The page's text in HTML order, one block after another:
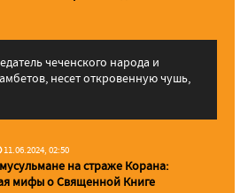
чеченского народа и
несет откровенную чушь,
11.06.2024, 02:50
на страже Корана:
мифы о Священной Книге